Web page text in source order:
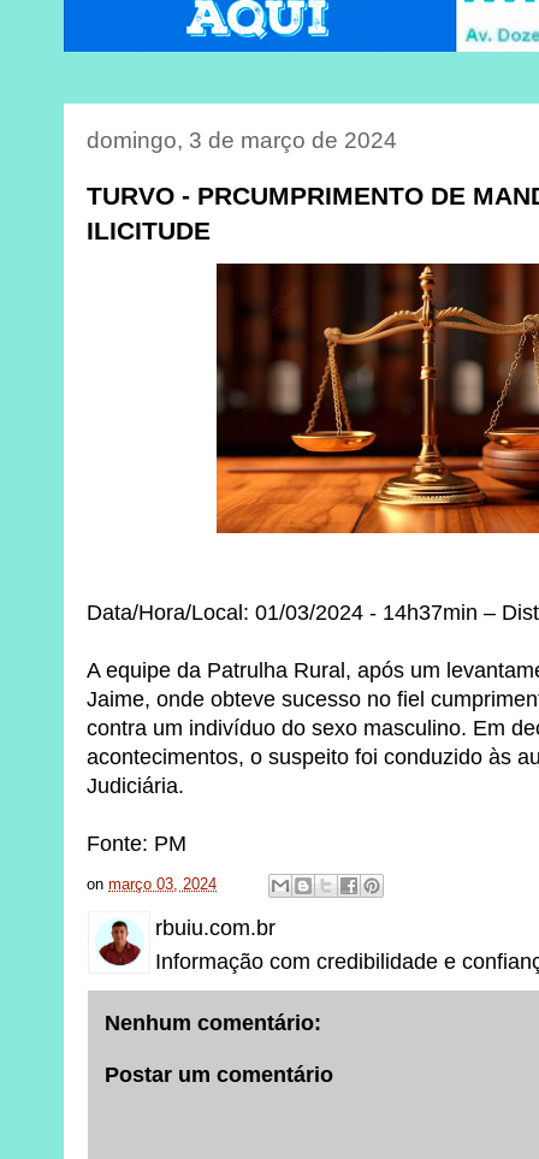
domingo, 3 de março de 2024
TURVO - PRCUMPRIMENTO DE
ILICITUDE
Data/Hora/Local: 01/03/2024 - 14h37min –
A equipe da Patrulha Rural, após um
Jaime, onde obteve sucesso no fiel
contra um indivíduo do sexo masculino. Em
acontecimentos, o suspeito foi conduzido às
Judiciária.
Fonte: PM
onmarço 03, 2024
rbuiu.com.br
Informação com credibilidade e
Nenhum comentário:
Postar um comentário